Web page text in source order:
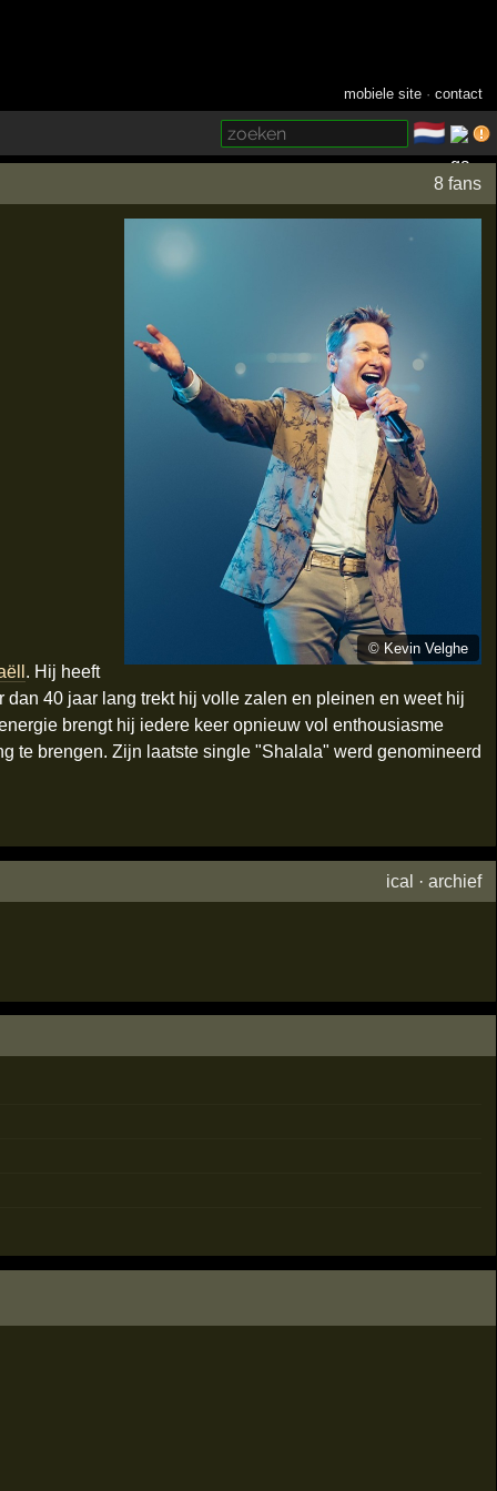
mobiele site ·contact
🇳🇱
8 fans
© Kevin Velghe
. Hij heeft
40 jaar lang trekt hij volle zalen en pleinen en weet hij
brengt hij iedere keer opnieuw vol enthousiasme
te brengen. Zijn laatste single "Shalala" werd genomineerd
ical ·archief